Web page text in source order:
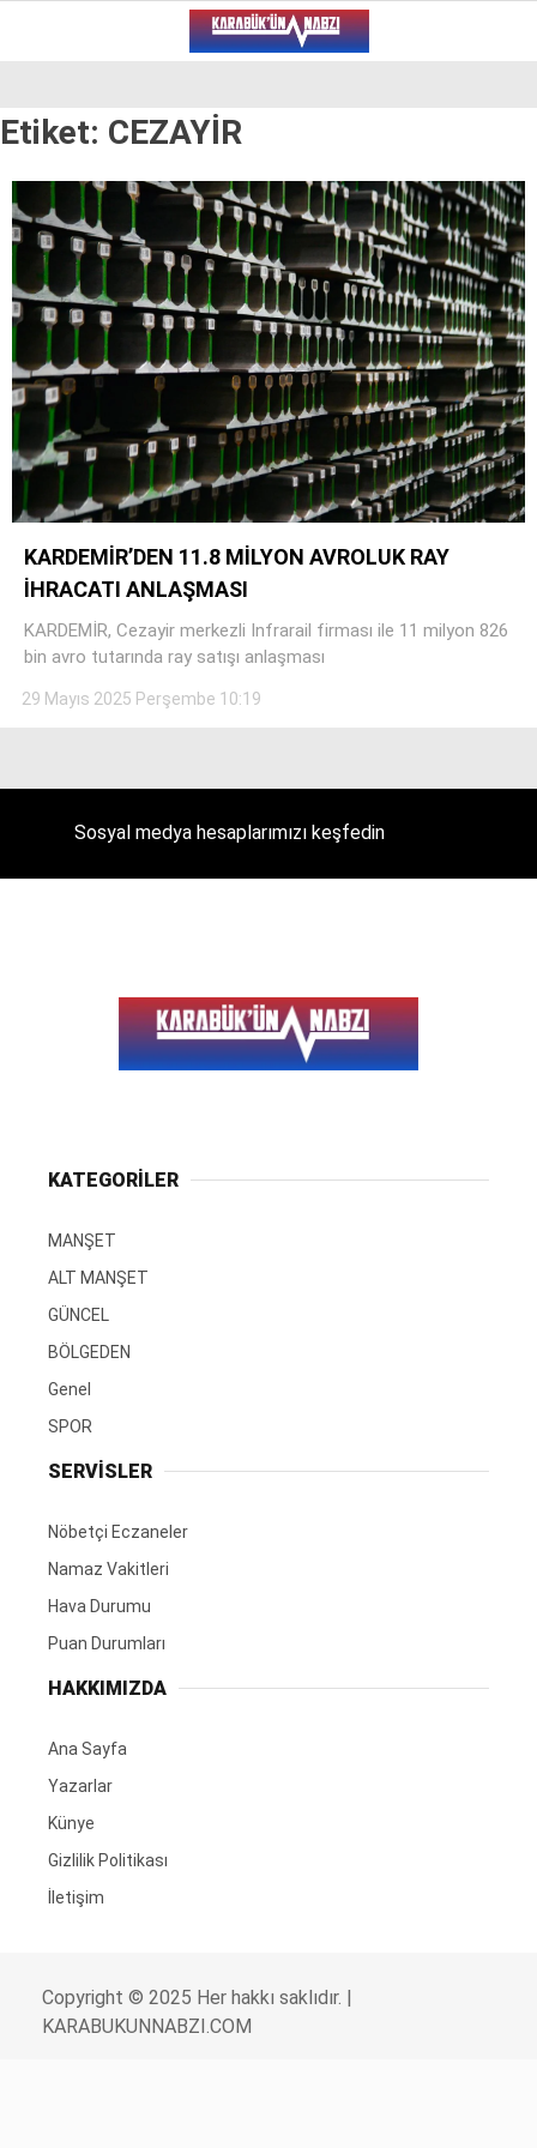
WhatsApp İhbar Hattı
Youtube
19.1
VİDEO
ALT MANŞET
GÜNCEL
BÖLGEDEN
SPOR
SERVISLER
Etiket: CEZAYİR
KARDEMİR’DEN 11.8 MİLYON AVROLUK RAY
İHRACATI ANLAŞMASI
KARDEMİR, Cezayir merkezli Infrarail firması ile 11 milyon 826
bin avro tutarında ray satışı anlaşması
29 Mayıs 2025 Perşembe 10:19
Sosyal medya hesaplarımızı keşfedin
KATEGORİLER
MANŞET
ALT MANŞET
GÜNCEL
BÖLGEDEN
Genel
SPOR
SERVİSLER
Nöbetçi Eczaneler
Namaz Vakitleri
Hava Durumu
Puan Durumları
HAKKIMIZDA
Ana Sayfa
Yazarlar
Künye
Gizlilik Politikası
İletişim
Copyright © 2025 Her hakkı saklıdır. |
KARABUKUNNABZI.COM